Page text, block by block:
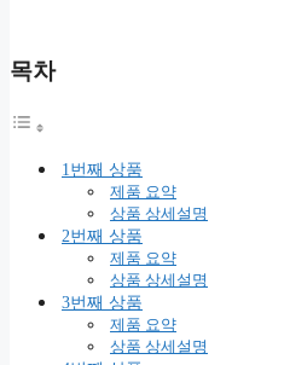
목차
1번째 상품
제품 요약
상품 상세설명
2번째 상품
제품 요약
상품 상세설명
3번째 상품
제품 요약
상품 상세설명